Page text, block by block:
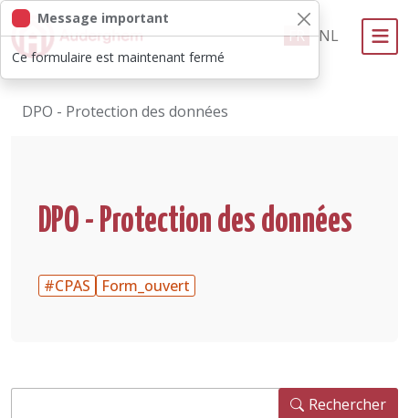
Passer au contenu principal FR NL
Vivre à Auderghem
DPO - Protection des données
Message important
Ce formulaire est maintenant fermé
DPO - Protection des données
#CPAS Form_ouvert
Rechercher